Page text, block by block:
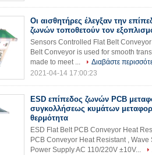
Οι αισθητήρες έλεγξαν την
ζωνών τοποθετούν τον
Sensors Controlled Flat Belt
Belt Conveyor is used for smooth
made to meet ...
Διαβάστε
2021-04-14 17:00:23
ESD επίπεδος ζωνών PCB
συγκολλήσεως κυμάτων
θερμότητα
ESD Flat Belt PCB Conveyor Heat
PCB Conveyor Heat Resistant ,
Power Supply AC 110/220V ±10V...